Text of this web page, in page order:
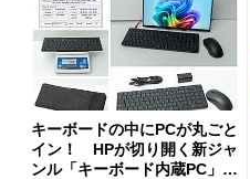
キーボードの中にPCが丸ごと
イン！ HPが切り開く新ジャ
ンル「キーボード内蔵PC」の